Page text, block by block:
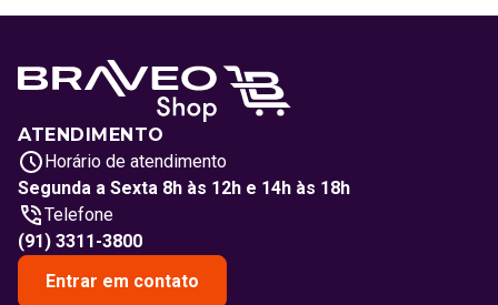
ATENDIMENTO
Horário de atendimento
Segunda a Sexta 8h às 12h e 14h às 18h
Telefone
(91) 3311-3800
Entrar em contato